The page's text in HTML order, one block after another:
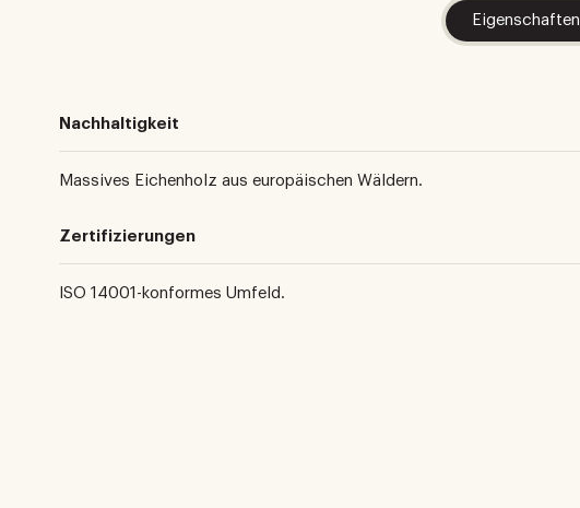
Eigenschaften
Nachhaltigkeit
Massives Eichenholz aus europäischen Wäldern.
Zertifizierungen
ISO 14001-konformes Umfeld.